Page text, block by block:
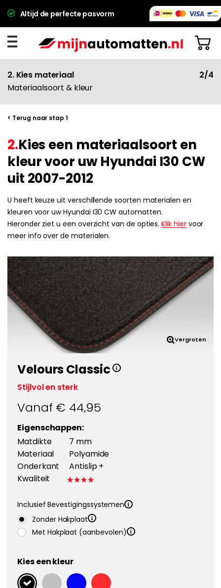
Altijd de perfecte pasvorm
2. Kies materiaal
Materiaalsoort & kleur
2/4
< Terug naar stap 1
2.Kies een materiaalsoort en
kleur voor uw Hyundai I30 CW
uit 2007-2012
U heeft keuze uit verschillende soorten materialen en
kleuren voor uw Hyundai I30 CW automatten.
Hieronder ziet u een overzicht van de opties.Klik hiervoor
meer info over de materialen.
Vergroten
Velours Classic
Stijlvol en sterk
Vanaf € 44,95
Eigenschappen:
Matdikte
7 mm
Materiaal
Polyamide
Onderkant
Antislip +
Kwaliteit
Inclusief Bevestigingssystemen
Zonder Hakplaat
Met Hakplaat (aanbevolen)
Kies een kleur